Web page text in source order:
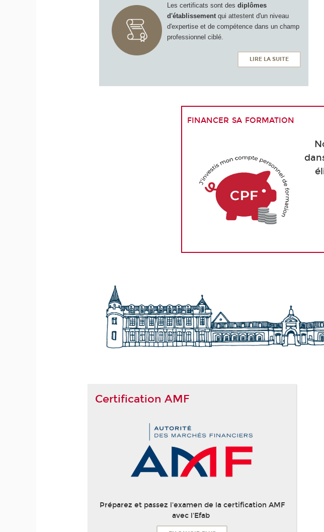
Les certificats sont des diplômes
d'établissementqui attestent d'un niveau
d'expertise et de compétence dans un champ
professionnel ciblé.
LIRE LA SUITE
financer sa formation
Certification AMF
Préparez et passez l'examen de la certification AMF
avec l'Efab